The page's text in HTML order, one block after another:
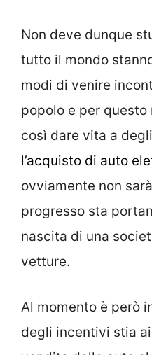
Non deve dunque
tutto il mondo
modi di venire
popolo e per
così dare vita a
l’acquisto di auto
ovviamente non
progresso sta
nascita di una
vetture.
Al momento è però
degli incentivi stia